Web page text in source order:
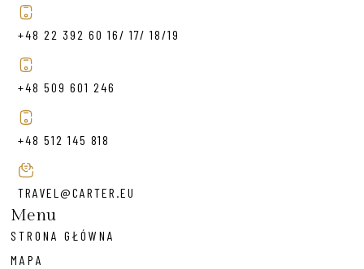
+48 22 392 60 16/ 17/ 18/19
+48 509 601 246
+48 512 145 818
TRAVEL@CARTER.EU
Menu
STRONA GŁÓWNA
MAPA